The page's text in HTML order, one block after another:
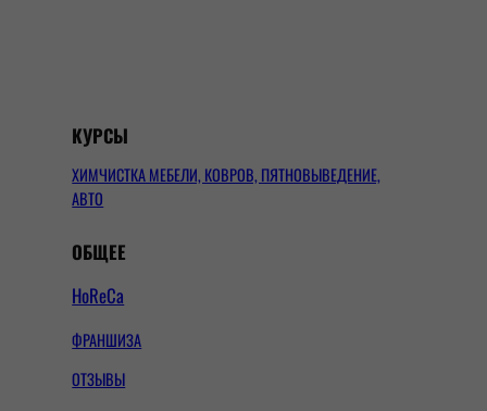
КУРСЫ
ХИМЧИСТКА МЕБЕЛИ, КОВРОВ, ПЯТНОВЫВЕДЕНИЕ,
АВТО
ОБЩЕЕ
HoReCa
ФРАНШИЗА
ОТЗЫВЫ